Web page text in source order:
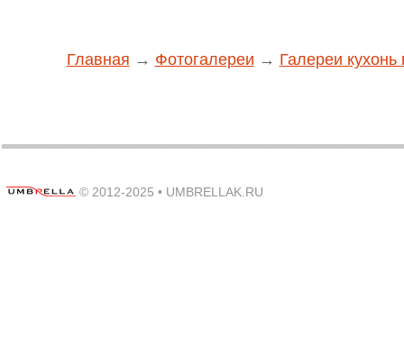
Главная → Фотогалереи → Галереи кухонь
© 2012-2025 • UMBRELLAK.RU